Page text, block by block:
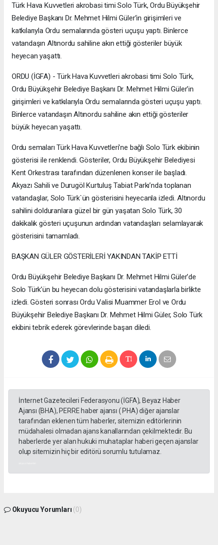
Türk Hava Kuvvetleri akrobasi timi Solo Türk, Ordu Büyükşehir
Belediye Başkanı Dr. Mehmet Hilmi Güler’in girişimleri ve
katkılarıyla Ordu semalarında gösteri uçuşu yaptı. Binlerce
vatandaşın Altınordu sahiline akın ettiği gösteriler büyük
heyecan yaşattı.
ORDU (İGFA) - Türk Hava Kuvvetleri akrobasi timi Solo Türk,
Ordu Büyükşehir Belediye Başkanı Dr. Mehmet Hilmi Güler’in
girişimleri ve katkılarıyla Ordu semalarında gösteri uçuşu yaptı.
Binlerce vatandaşın Altınordu sahiline akın ettiği gösteriler
büyük heyecan yaşattı.
Ordu semaları Türk Hava Kuvvetleri’ne bağlı Solo Türk ekibinin
gösterisi ile renklendi. Gösteriler, Ordu Büyükşehir Belediyesi
Kent Orkestrası tarafından düzenlenen konser ile başladı.
Akyazı Sahili ve Durugöl Kurtuluş Tabiat Parkı’nda toplanan
vatandaşlar, Solo Türk`ün gösterisini heyecanla izledi. Altınordu
sahilini dolduranlara güzel bir gün yaşatan Solo Türk, 30
dakikalık gösteri uçuşunun ardından vatandaşları selamlayarak
gösterisini tamamladı.
BAŞKAN GÜLER GÖSTERİLERİ YAKINDAN TAKİP ETTİ
Ordu Büyükşehir Belediye Başkanı Dr. Mehmet Hilmi Güler’de
Solo Türk’ün bu heyecan dolu gösterisini vatandaşlarla birlikte
izledi. Gösteri sonrası Ordu Valisi Muammer Erol ve Ordu
Büyükşehir Belediye Başkanı Dr. Mehmet Hilmi Güler, Solo Türk
ekibini tebrik ederek görevlerinde başarı diledi.
İnternet Gazetecileri Federasyonu (İGFA), Beyaz Haber
Ajansı (BHA), PERRE haber ajansı ( PHA) diğer ajanslar
tarafından eklenen tüm haberler, sitemizin editörlerinin
müdahalesi olmadan ajans kanallarından çekilmektedir. Bu
haberlerde yer alan hukuki muhataplar haberi geçen ajanslar
olup sitemizin hiç bir editörü sorumlu tutulamaz.
Okuyucu Yorumları (0)